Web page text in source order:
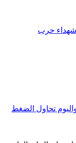
شهداء حرب
تحاول الضغط